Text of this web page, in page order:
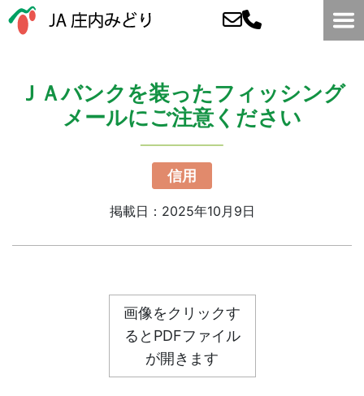
ＪＡバンクを装ったフィッシング
メールにご注意ください
信用
掲載日：2025年10月9日
画像をクリックす
るとPDFファイル
が開きます